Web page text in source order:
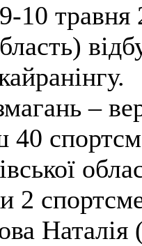
10 травня
–
40
2
Наталія